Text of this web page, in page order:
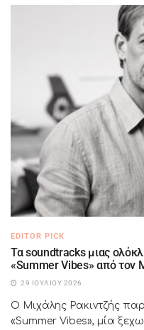
EDITOR PICK
Τα soundtracks μιας
«Summer Vibes» από τον
29 ΙΟΥΛΊΟΥ 2026
Ο Μιχάλης Ρακιντζής
«Summer Vibes», μία